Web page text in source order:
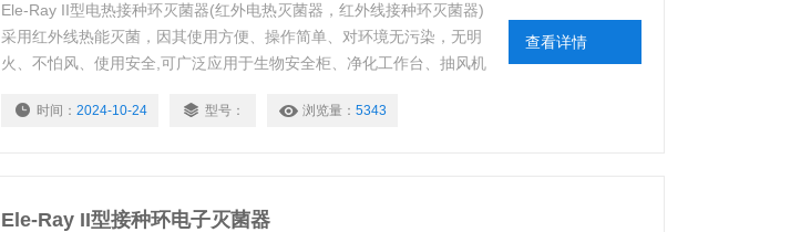
Ele-Ray II型电热接种环灭菌器(红外电热灭菌器，红外线接种环灭菌器)
采用红外线热能灭菌，因其使用方便、操作简单、对环境无污染，无明
火、不怕风、使用安全,可广泛应用于生物安全柜、净化工作台、抽风机
时间： 2024-10-24 型号： 浏览量： 5343
查看详情
Ele-Ray II型接种环电子灭菌器